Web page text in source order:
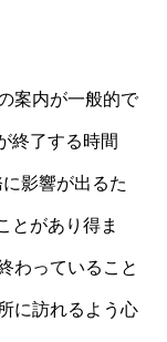
案内が一般的で
終了する時間
影響が出るた
とがあり得ま
わっていること
に訪れるよう心